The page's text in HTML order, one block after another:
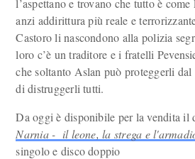
l’aspettano e trovano che tutto è
anzi addirittura più reale e
Castoro li nascondono alla polizia
loro c’è un traditore e i fratelli
che soltanto Aslan può proteggerli
di distruggerli tutti.
Da oggi è disponibile per la vendita il
Narnia - il leone, la strega e
singolo e disco doppio